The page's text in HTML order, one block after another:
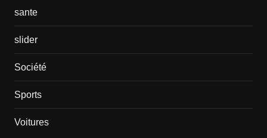
sante
slider
Société
Sports
Voitures